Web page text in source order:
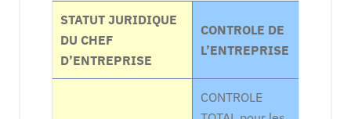
STATUT JURIDIQUE
DU CHEF
D’ENTREPRISE
CONTROLE DE
L’ENTREPRISE
CONTROLE